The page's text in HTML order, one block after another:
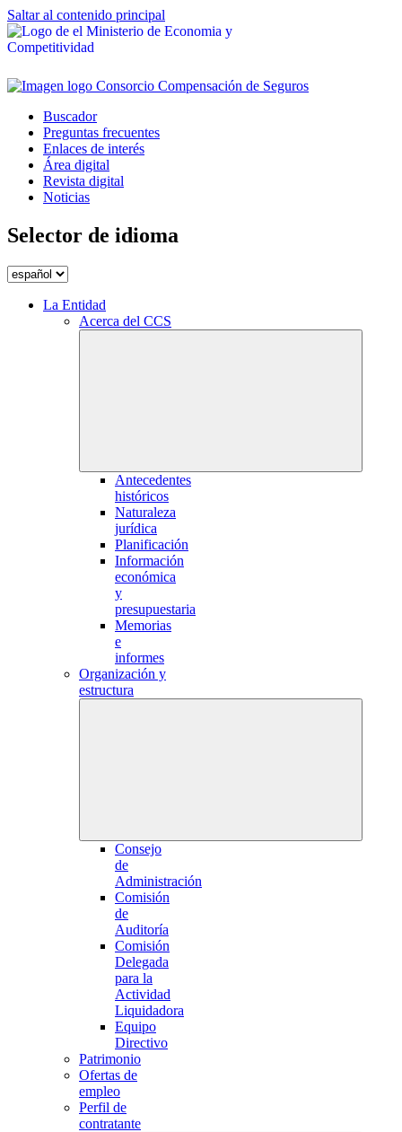
Saltar al contenido principal
Buscador
Preguntas frecuentes
Enlaces de interés
Área digital
Revista digital
Noticias
Selector de idioma
La Entidad
Acerca del CCS
Antecedentes
históricos
Naturaleza
jurídica
Planificación
Información
económica
y
presupuestaria
Memorias
e
informes
Organización y
estructura
Consejo
de
Administración
Comisión
de
Auditoría
Comisión
Delegada
para la
Actividad
Liquidadora
Equipo
Directivo
Patrimonio
Ofertas de
empleo
Perfil de
contratante